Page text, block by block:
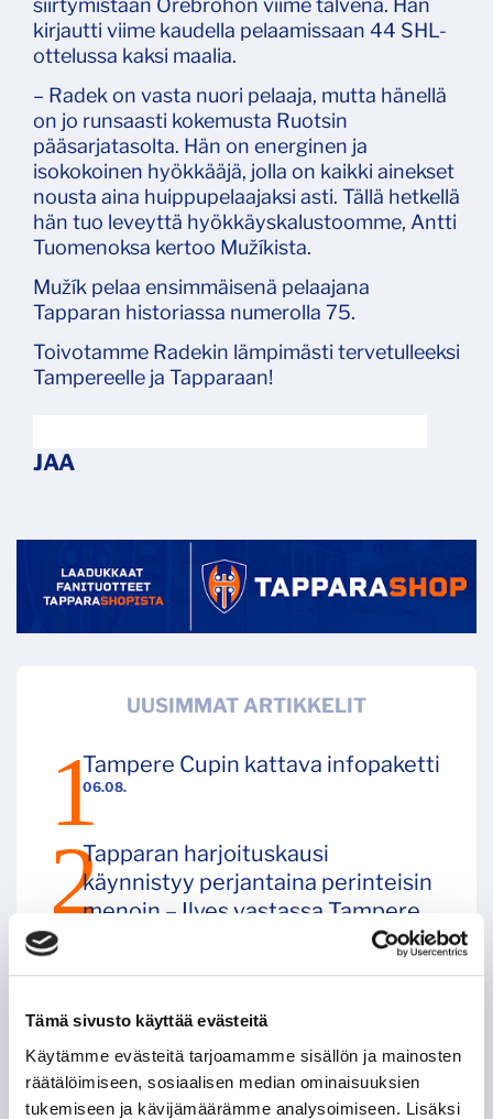
Tämä sivusto käyttää evästeitä
Käytämme evästeitä tarjoamamme sisällön ja mainosten
räätälöimiseen, sosiaalisen median ominaisuuksien
tukemiseen ja kävijämäärämme analysoimiseen. Lisäksi
siirtymistään Örebrohon viime talvena. Hän
kirjautti viime kaudella pelaamissaan 44 SHL-
ottelussa kaksi maalia.
– Radek on vasta nuori pelaaja, mutta hänellä
on jo runsaasti kokemusta Ruotsin
pääsarjatasolta. Hän on energinen ja
isokokoinen hyökkääjä, jolla on kaikki ainekset
nousta aina huippupelaajaksi asti. Tällä hetkellä
hän tuo leveyttä hyökkäyskalustoomme, Antti
Tuomenoksa kertoo Mužíkista.
Mužík pelaa ensimmäisenä pelaajana
Tapparan historiassa numerolla 75.
Toivotamme Radekin lämpimästi tervetulleeksi
Tampereelle ja Tapparaan!
UUSIMMAT ARTIKKELIT
06.08.
Tampere Cupin kattava infopaketti
Tapparan harjoituskausi
käynnistyy perjantaina perinteisin
menoin – Ilves vastassa Tampere
06.08.
Otto Rauhala jatkaa kapteenina –
superkauden peliasu julki